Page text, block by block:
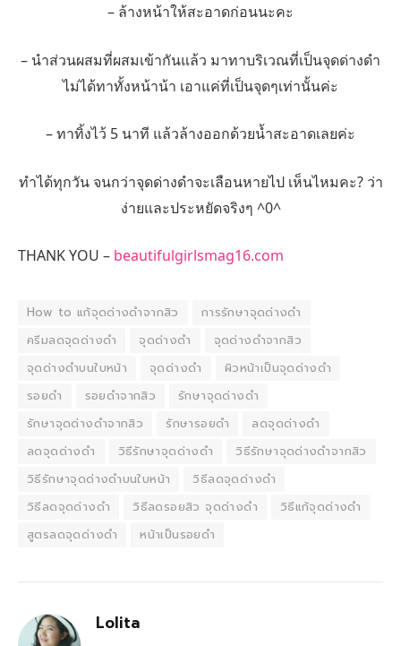
– ล้างหน้าให้สะอาดก่อนนะคะ
– นำส่วนผสมที่ผสมเข้ากันแล้ว มาทาบริเวณที่เป็นจุดด่างดำ
ไม่ได้ทาทั้งหน้าน้า เอาแค่ที่เป็นจุดๆเท่านั้นค่ะ
– ทาทิ้งไว้ 5 นาที แล้วล้างออกด้วยน้ำสะอาดเลยค่ะ
ทำได้ทุกวัน จนกว่าจุดด่างดำจะเลือนหายไป เห็นไหมคะ? ว่า
ง่ายและประหยัดจริงๆ ^0^
THANK YOU – beautifulgirlsmag16.com
How to แก้จุดด่างดำจากสิว
การรักษาจุดด่างดำ
ครีมลดจุดด่างดำ
จุดด่างดำ
จุดด่างดำจากสิว
จุดด่างดำบนใบหน้า
จุดด่างดํา
ผิวหน้าเป็นจุดด่างดำ
รอยดำ
รอยดำจากสิว
รักษาจุดด่างดำ
รักษาจุดด่างดําจากสิว
รักษารอยดำ
ลดจุดด่างดำ
ลดจุดด่างดํา
วิธีรักษาจุดด่างดำ
วิธีรักษาจุดด่างดำจากสิว
วิธีรักษาจุดด่างดำบนใบหน้า
วิธีลดจุดด่างดำ
วิธีลดจุดด่างดํา
วิธีลดรอยสิว จุดด่างดํา
วิธีแก้จุดด่างดำ
สูตรลดจุดด่างดำ
หน้าเป็นรอยดำ
Lolita